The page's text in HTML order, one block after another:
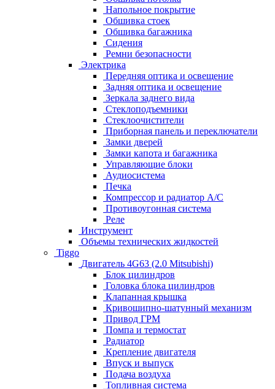
Напольное покрытие
Обшивка стоек
Обшивка багажника
Сидения
Ремни безопасности
Электрика
Передняя оптика и освещение
Задняя оптика и освещение
Зеркала заднего вида
Стеклоподъемники
Стеклоочистители
Приборная панель и переключатели
Замки дверей
Замки капота и багажника
Управляющие блоки
Аудиосистема
Печка
Компрессор и радиатор А/C
Противоугонная система
Реле
Инструмент
Объемы технических жидкостей
Tiggo
Двигатель 4G63 (2.0 Mitsubishi)
Блок цилиндров
Головка блока цилиндров
Клапанная крышка
Кривошипно-шатунный механизм
Привод ГРМ
Помпа и термостат
Радиатор
Крепление двигателя
Впуск и выпуск
Подача воздуха
Топливная система